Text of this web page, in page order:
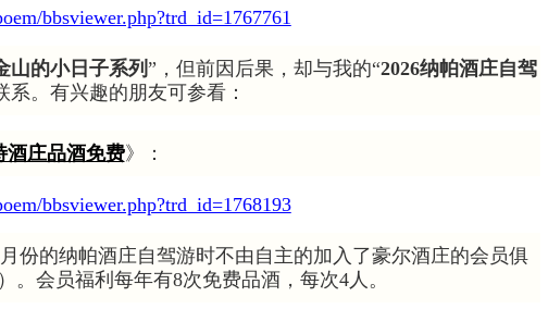
bbsviewer.php?trd_id=1767761
山的小日子系列 ”，但前因后果，却与我的“2026纳帕酒庄自驾
系。有兴趣的朋友可参看：
酒庄品酒免费》：
bbsviewer.php?trd_id=1768193
份的纳帕酒庄自驾游时不由自主的加入了豪尔酒庄的会员俱
。会员福利每年有8次免费品酒，每次4人。